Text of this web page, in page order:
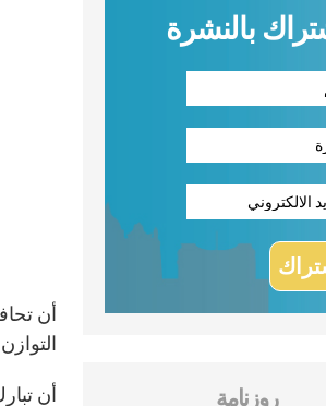
أن
أن
بالنشرة
روزنامة